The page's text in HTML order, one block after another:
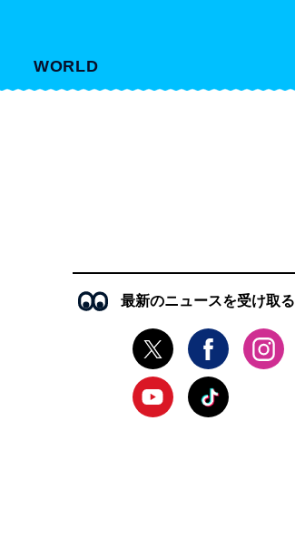
WORLD
最新のニュースを受け取る